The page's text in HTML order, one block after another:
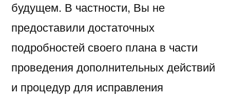
будущем. В частности, Вы не
предоставили достаточных
подробностей своего плана в части
проведения дополнительных действий
и процедур для исправления